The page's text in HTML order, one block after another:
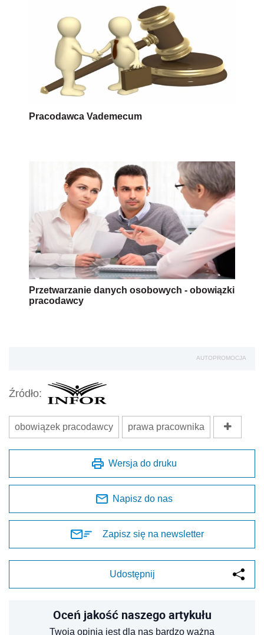
Pracodawca Vademecum
Przetwarzanie danych osobowych - obowiązki
pracodawcy
AUTOPROMOCJA
Źródło:
obowiązek pracodawcy prawa pracownika
Wersja do druku
Napisz do nas
Zapisz się na newsletter
Udostępnij
Oceń jakość naszego artykułu
Twoja opinia jest dla nas bardzo ważna